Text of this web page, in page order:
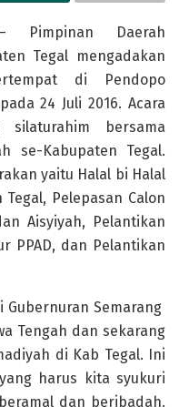
– Pimpinan Daerah
Tegal mengadakan
di Pendopo
24 Juli 2016. Acara
bersama
se-Kabupaten Tegal.
yaitu Halal bi Halal
Pelepasan Calon
Aisyiyah, Pelantikan
PPAD, dan Pelantikan
Gubernuran Semarang
Tengah dan sekarang
di Kab Tegal. Ini
harus kita syukuri
dan beribadah.